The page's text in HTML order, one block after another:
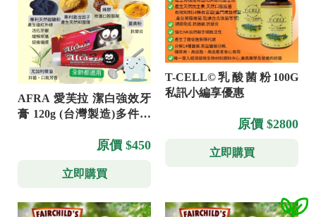
AFRA 愛芙拉 潔白強效牙
膏 120g (台灣製造)多件優
原價 $450
立即購買
T-CELL©乳酸菌粉100G
私訊小編享優惠
原價 $2800
立即購買